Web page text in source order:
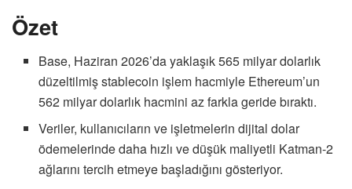
Özet
Base, Haziran 2026’da yaklaşık 565 milyar dolarlık
düzeltilmiş stablecoin işlem hacmiyle Ethereum’un
562 milyar dolarlık hacmini az farkla geride bıraktı.
Veriler, kullanıcıların ve işletmelerin dijital dolar
ödemelerinde daha hızlı ve düşük maliyetli Katman-2
ağlarını tercih etmeye başladığını gösteriyor.